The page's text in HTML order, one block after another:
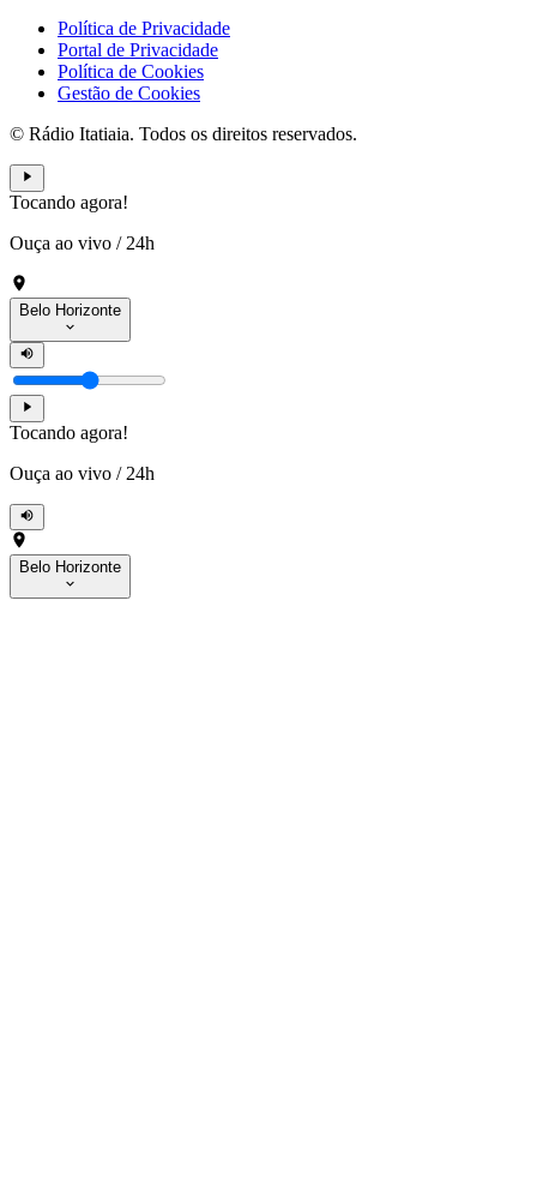
Política de Privacidade
Portal de Privacidade
Política de Cookies
Gestão de Cookies
© Rádio Itatiaia. Todos os direitos reservados.
Tocando agora!
Ouça ao vivo / 24h
Belo Horizonte
Tocando agora!
Ouça ao vivo / 24h
Belo Horizonte